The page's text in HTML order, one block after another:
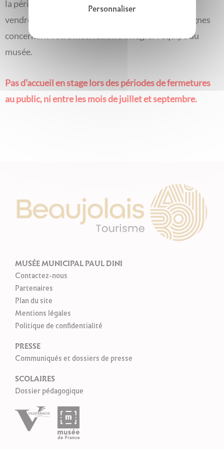
Personnaliser
la période d’accueil souhaitée (accueil du mardi au
vendredi). Merci d’ajouter également quelques lignes
concernant votre motivation à intégrer l’équipe du
musée.
Pas d’accueil en stage lors des périodes de fermetures
au public, ni entre les mois de juillet et septembre.
MUSÉE MUNICIPAL PAUL DINI
Contactez-nous
Partenaires
Plan du site
Mentions légales
Politique de confidentialité
PRESSE
Communiqués et dossiers de presse
SCOLAIRES
Dossier pédagogique